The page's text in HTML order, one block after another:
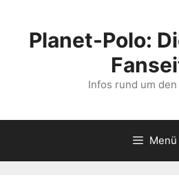
springenPlanet-Polo:
Infos rund um den
Menü